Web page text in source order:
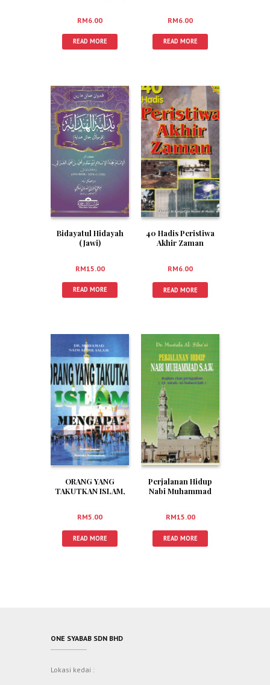
RM6.00
READ MORE
RM6.00
READ MORE
Bidayatul Hidayah
(Jawi)
RM15.00
READ MORE
40 Hadis Peristiwa
Akhir Zaman
RM6.00
READ MORE
ORANG YANG
TAKUTKAN ISLAM,
RM5.00
READ MORE
Perjalanan Hidup
Nabi Muhammad
RM15.00
READ MORE
ONE SYABAB SDN BHD
Lokasi kedai :